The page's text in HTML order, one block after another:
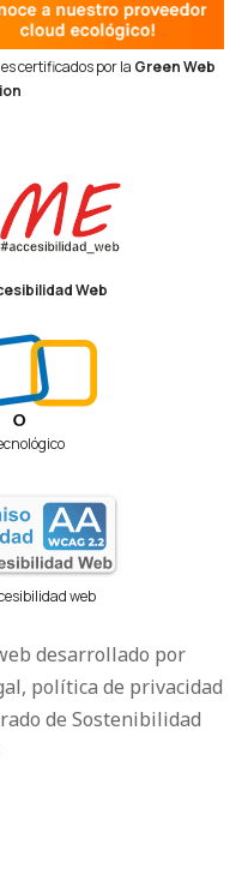
certificados por la Green Web
Web
web
desarrollado por
política de privacidad
de Sostenibilidad